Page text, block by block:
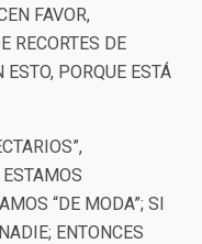
FAVOR,
RECORTES DE
PORQUE ESTÁ
“DE MODA”; SI
ENTONCES